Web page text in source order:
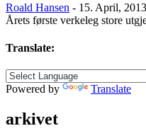
Roald Hansen - 15. April, 2013
Årets første verkeleg store
Translate:
Powered by Translate
arkivet